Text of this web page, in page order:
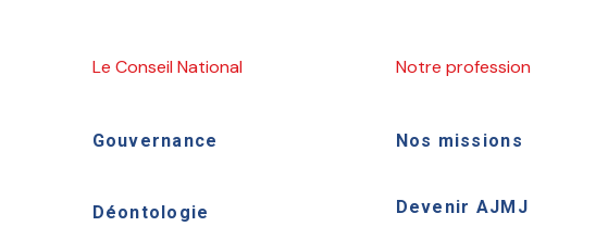
Le Conseil National
Gouvernance
Déontologie
Notre profession
Nos missions
Devenir AJMJ